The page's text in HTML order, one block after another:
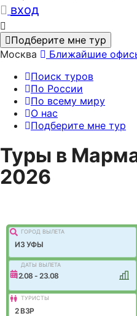
вход
Подберите мне тур
Москва
Ближайшие
Поиск туров
По России
По всему миру
О нас
Подберите мне тур
Туры в
2026
ГОРОД ВЫЛEТА
ИЗ УФЫ
ДАТЫ ВЫЛЕТА
12.08 - 23.08
ТУРИСТЫ
2 ВЗР